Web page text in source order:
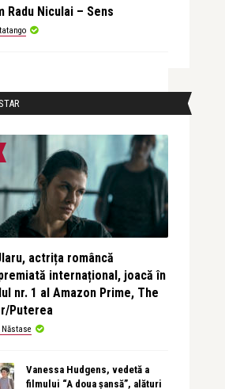
Radu Niculai – Sens
actrița româncă
internațional, joacă în
nr. 1 al Amazon Prime, The
Puterea
Vanessa Hudgens, vedetă a
filmului “A doua șansă”, alături